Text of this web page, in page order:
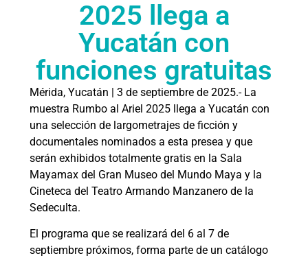
2025 llega a
Yucatán con
funciones gratuitas
Mérida, Yucatán | 3 de septiembre de 2025.- La
muestra Rumbo al Ariel 2025 llega a Yucatán con
una selección de largometrajes de ficción y
documentales nominados a esta presea y que
serán exhibidos totalmente gratis en la Sala
Mayamax del Gran Museo del Mundo Maya y la
Cineteca del Teatro Armando Manzanero de la
Sedeculta.
El programa que se realizará del 6 al 7 de
septiembre próximos, forma parte de un catálogo